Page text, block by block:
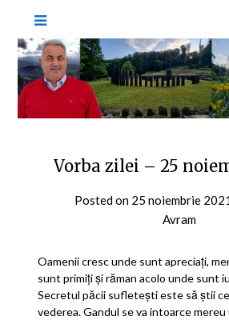
Vorba zilei – 25
Posted on 25 noiembrie
Avram
Oamenii cresc unde sunt apreciați,
sunt primiți și răman acolo unde sunt
Secretul păcii sufletești este să știi
vederea. Gandul se va intoarce mereu